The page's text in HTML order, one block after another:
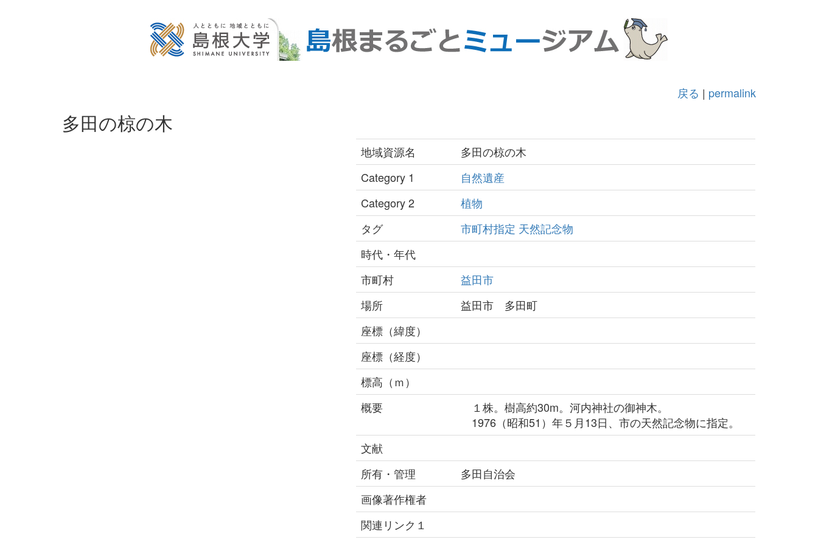
戻る | permalink
多田の椋の木
地域資源名
多田の椋の木
Category 1
自然遺産
Category 2
植物
タグ
市町村指定 天然記念物
時代・年代
市町村
益田市
場所
益田市 多田町
座標（緯度）
座標（経度）
標高（ｍ）
概要
１株。樹高約30m。河内神社の御神木。
1976（昭和51）年５月13日、市の天然記念物に指定。
文献
所有・管理
多田自治会
画像著作権者
関連リンク１